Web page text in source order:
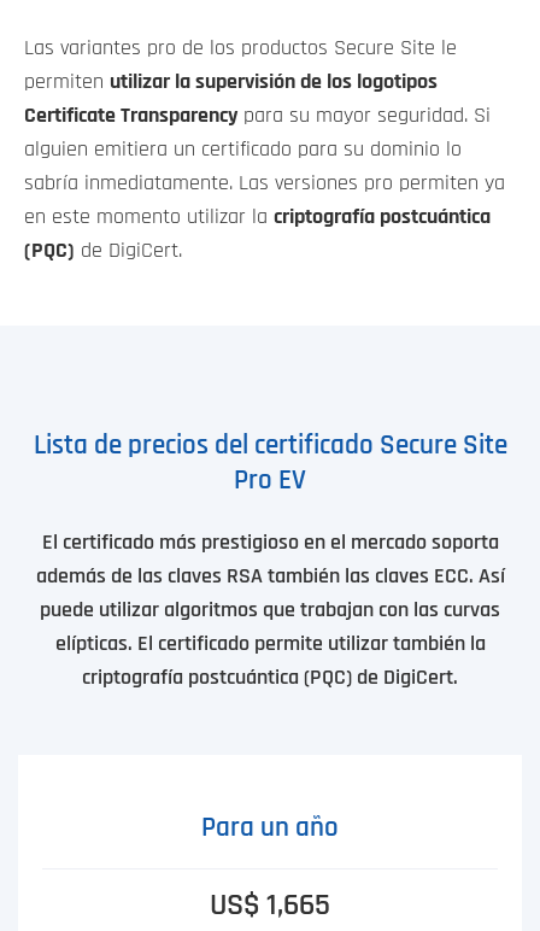
Las variantes pro de los productos Secure Site le
permiten utilizar la supervisión de los logotipos
Certificate Transparency para su mayor seguridad. Si
alguien emitiera un certificado para su dominio lo
sabría inmediatamente. Las versiones pro permiten ya
en este momento utilizar la criptografía postcuántica
(PQC) de DigiCert.
Lista de precios del certificado Secure Site
Pro EV
El certificado más prestigioso en el mercado soporta
además de las claves RSA también las claves ECC. Así
puede utilizar algoritmos que trabajan con las curvas
elípticas. El certificado permite utilizar también la
criptografía postcuántica (PQC) de DigiCert.
Para un año
US$ 1,665